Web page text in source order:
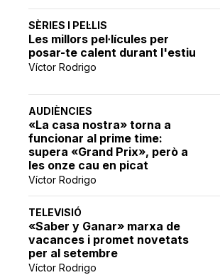
SÈRIES I PEL·LIS
Les millors pel·lícules per
posar-te calent durant l'estiu
Víctor Rodrigo
AUDIÈNCIES
«La casa nostra» torna a
funcionar al prime time:
supera «Grand Prix», però a
les onze cau en picat
Víctor Rodrigo
TELEVISIÓ
«Saber y Ganar» marxa de
vacances i promet novetats
per al setembre
Víctor Rodrigo